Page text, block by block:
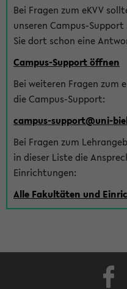
Bei Fragen zum eKVV
unseren Campus-
Sie dort schon eine
Campus-Support öffnen
Bei weiteren Fragen zum
die Campus-Support:
campus-support@uni-
Bei Fragen zum
in dieser Liste die
Einrichtungen:
Alle Fakultäten und